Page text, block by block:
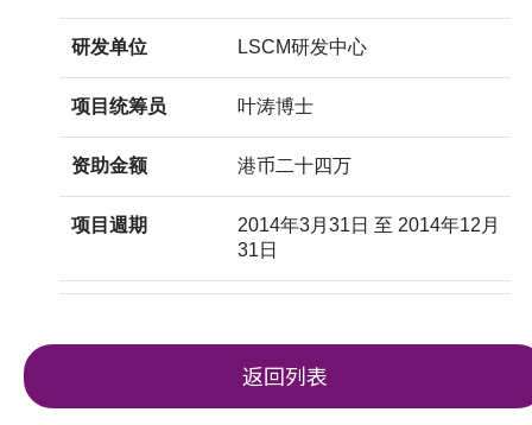
研发单位 LSCM研发中心
项目统筹员 叶涛博士
资助金额 港币二十四万
项目週期
2014年3月31日 至 2014年12月
31日
返回列表